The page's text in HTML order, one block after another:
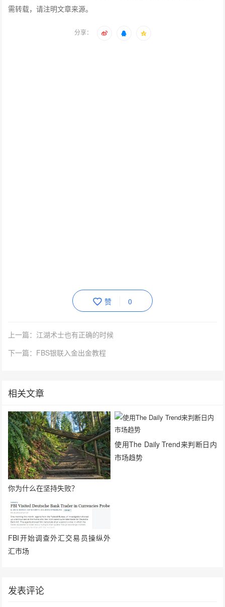
需转载，请注明文章来源。
分享：
赞 0
上一篇：江湖术士也有正确的时候
下一篇：FBS银联入金出金教程
相关文章
你为什么在坚持失败？
使用The Daily Trend来判断日内
市场趋势
FBI开始调查外汇交易员操纵外
汇市场
发表评论